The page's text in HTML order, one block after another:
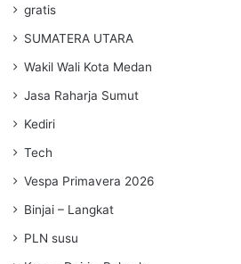
gratis
SUMATERA UTARA
Wakil Wali Kota Medan
Jasa Raharja Sumut
Kediri
Tech
Vespa Primavera 2026
Binjai – Langkat
PLN susu